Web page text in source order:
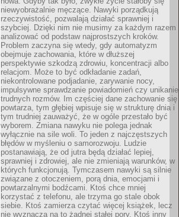
niewyobrażalnie męczące. Nawyki porządkują
rzeczywistość, pozwalają działać sprawniej i
szybciej. Dzięki nim nie musimy za każdym razem
analizować od podstaw najprostszych kroków.
Problem zaczyna się wtedy, gdy automatyzm
obejmuje zachowania, które w dłuższej
perspektywie szkodzą zdrowiu, koncentracji albo
relacjom. Może to być odkładanie zadań,
niekontrolowane podjadanie, zarywanie nocy,
impulsywne sprawdzanie powiadomień czy unikanie
trudnych rozmów. Im częściej dane zachowanie się
powtarza, tym głębiej wpisuje się w strukturę dnia i
tym trudniej zauważyć, że w ogóle przestało być
wyborem. Zmiana nawyku nie polega jednak
wyłącznie na sile woli. To jeden z najczęstszych
błędów w myśleniu o samorozwoju. Ludzie
postanawiają, że od jutra będą działać lepiej,
sprawniej i zdrowiej, ale nie zmieniają warunków, w
których funkcjonują. Tymczasem nawyki są silnie
związane z otoczeniem, porą dnia, emocjami i
powtarzalnymi bodźcami. Ktoś chce mniej
korzystać z telefonu, ale trzyma go stale obok
siebie. Ktoś zamierza czytać więcej książek, lecz
nie wyznacza na to żadnej stałej pory. Ktoś inny